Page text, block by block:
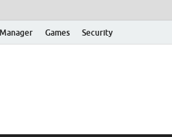
Games Security